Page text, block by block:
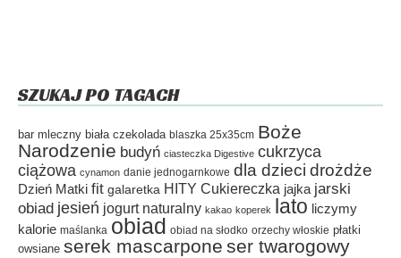
SZUKAJ PO TAGACH
bar mleczny biała czekolada blaszka 25x35cm Boże
Narodzenie budyń ciasteczka Digestive cukrzyca
ciążowa cynamon danie jednogarnkowe dla dzieci drożdże
Dzień Matki fit galaretka HITY Cukiereczka jajka jarski
obiad jesień jogurt naturalny kakao koperek lato liczymy
kalorie maślanka obiad obiad na słodko orzechy włoskie płatki
owsiane serek mascarpone ser twarogowy